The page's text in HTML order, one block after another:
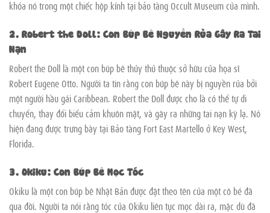
khóa nó trong một chiếc hộp kính tại bảo tàng Occult Museum của mình.
2. Robert the Doll: Con Búp Bê Nguyền Rủa Gây Ra Tai
Nạn
Robert the Doll là một con búp bê thủy thủ thuộc sở hữu của họa sĩ
Robert Eugene Otto. Người ta tin rằng con búp bê này bị nguyền rủa bởi
một người hầu gái Caribbean. Robert the Doll được cho là có thể tự di
chuyển, thay đổi biểu cảm khuôn mặt, và gây ra những tai nạn kỳ lạ. Nó
hiện đang được trưng bày tại Bảo tàng Fort East Martello ở Key West,
Florida.
3. Okiku: Con Búp Bê Mọc Tóc
Okiku là một con búp bê Nhật Bản được đặt theo tên của một cô bé đã
qua đời. Người ta nói rằng tóc của Okiku liên tục mọc dài ra, mặc dù đã